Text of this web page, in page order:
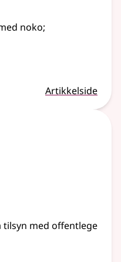
noko;
Artikkelside
med offentlege